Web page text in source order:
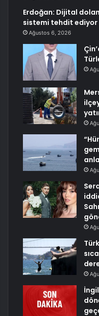
Erdoğan: Dijital
sistemi tehdit ediyor
Ağustos 6, 2026